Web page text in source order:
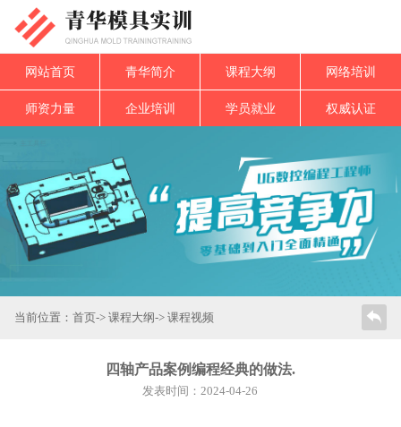
网站首页 青华简介 课程大纲 网络培训
师资力量 企业培训 学员就业 权威认证
当前位置： 首页-> 课程大纲-> 课程视频
四轴产品案例编程经典的做法.
发表时间：2024-04-26